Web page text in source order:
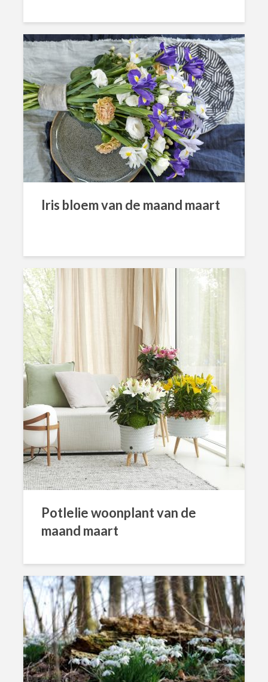
Iris bloem van de maand maart
Potlelie woonplant van de
maand maart